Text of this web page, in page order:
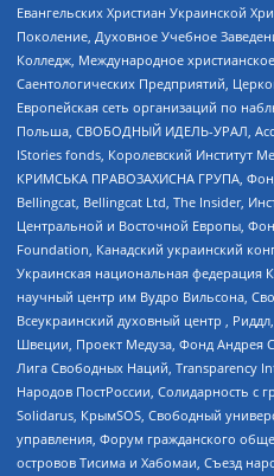
Евангельских Христиан Украинской
Поколение, Духовное Учебное
Колледж, Международное
Саентологических Предприятий,
Европейская сеть организаций по
Польша, СВОБОДНЫЙ ИДЕЛЬ-УРАЛ,
IStories fonds, Королевский Институт
КРИМСЬКА ПРАВОЗАХИСНА ГРУПА,
Bellingcat, Bellingcat Ltd, The Insider,
Центральной и Восточной Европы,
Foundation, Канадский украинский
Украинская национальная
научный центр им Вудро Вильсона,
Всеукраинский духовный центр ,
Швеции, Проект Медуза, Фонд Андрея
Лига Свободных Наций, Transparеncy
Народов ПостРоссии, Солидарность с
Solidarus, КрымSOS, Свободный
управления, Форум гражданского
островов Тисима и Хабомаи, Съезд